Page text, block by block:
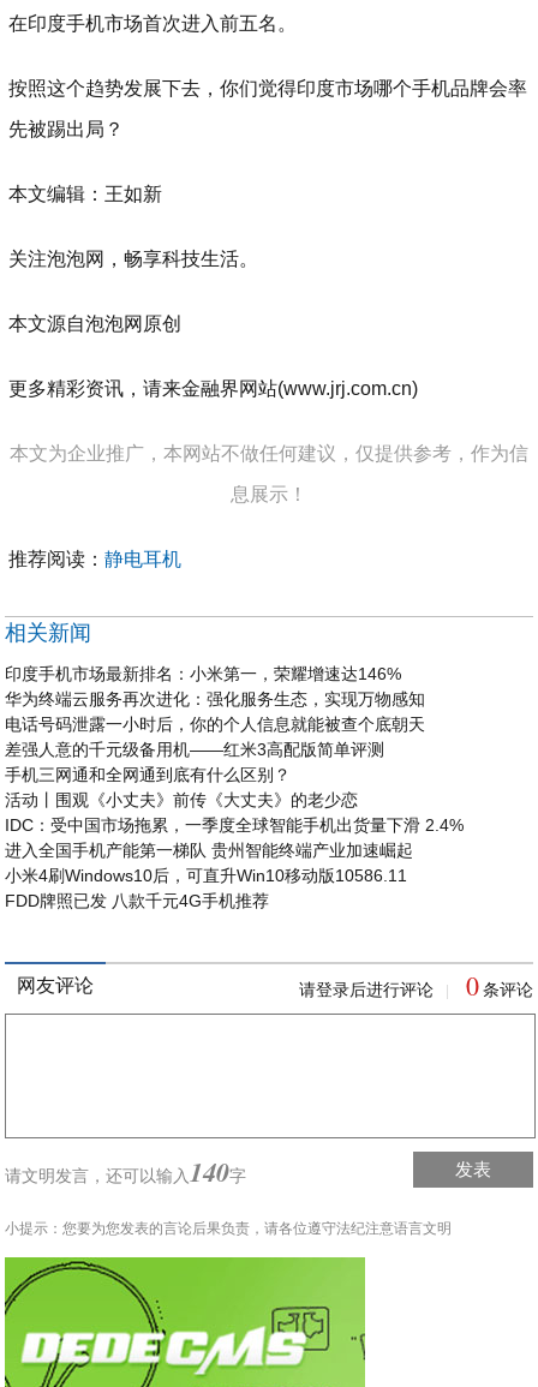
在印度手机市场首次进入前五名。
按照这个趋势发展下去，你们觉得印度市场哪个手机品牌会率
先被踢出局？
本文编辑：王如新
关注泡泡网，畅享科技生活。
本文源自泡泡网原创
更多精彩资讯，请来金融界网站(www.jrj.com.cn)
本文为企业推广，本网站不做任何建议，仅提供参考，作为信
息展示！
推荐阅读：静电耳机
相关新闻
印度手机市场最新排名：小米第一，荣耀增速达146%
华为终端云服务再次进化：强化服务生态，实现万物感知
电话号码泄露一小时后，你的个人信息就能被查个底朝天
差强人意的千元级备用机——红米3高配版简单评测
手机三网通和全网通到底有什么区别？
活动丨围观《小丈夫》前传《大丈夫》的老少恋
IDC：受中国市场拖累，一季度全球智能手机出货量下滑 2.4%
进入全国手机产能第一梯队 贵州智能终端产业加速崛起
小米4刷Windows10后，可直升Win10移动版10586.11
FDD牌照已发 八款千元4G手机推荐
网友评论 请登录后进行评论 0 条评论
请文明发言，还可以输入 140字 发表
小提示：您要为您发表的言论后果负责，请各位遵守法纪注意语言文明